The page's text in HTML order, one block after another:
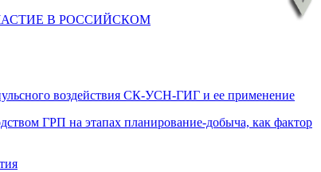
В РОССИЙСКОМ
воздействия СК-УСН-ГИГ и ее применение
ГРП на этапах планирование-добыча, как фактор